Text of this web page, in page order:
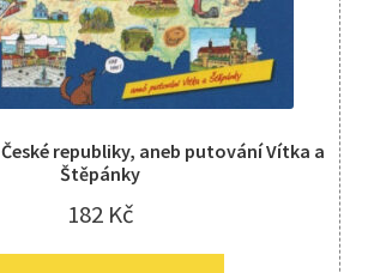
republiky, aneb putování Vítka a
Štěpánky
182 Kč